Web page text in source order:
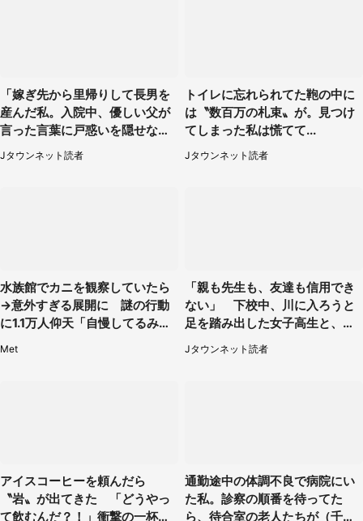
「嫁ぎ先から里帰りして長男を
産んだ私。入院中、優しい父が
言った言葉に戸惑いを隠せな
い」（兵庫県・50代女性）
Jタウンネット読者
トイレに忘れられてた鞄の中に
は〝数百万の札束〟が。見つけ
てしまった私は慌てて...
Jタウンネット読者
水族館でカニを観察していたら
→意外すぎる展開に 謎の行動
に1.1万人仰天「自慢してるみた
Met
「親も先生も、友達も信用でき
ない」 下校中、川に入ろうと
足を踏み出した女子高生と、彼
女を止めた予想外の存在
Jタウンネット読者
アイスコーヒーを頼んだら
〝岩〟が出てきた 「どうやっ
て飲むんだ？！」衝撃の一杯が
通勤途中の体調不良で病院にい
た私。診察の順番を待ってた
ら、待合室の老人たちが（千葉